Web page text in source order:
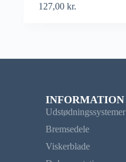
127,00kr.
INFORMATION
Udstødningssystemer
Bremsedele
Viskerblade